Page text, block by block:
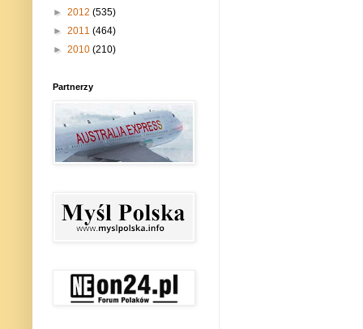
► 2012 (535)
► 2011 (464)
► 2010 (210)
Partnerzy